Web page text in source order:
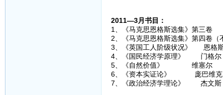
2011—3月书目：
1、《马克思恩格斯选集》第三卷
2、《马克思恩格斯选集》第四卷（
3、《英国工人阶级状况》 恩格
4、《国民经济学原理》 门格尔
5、《自然价值》 维塞尔
6、《资本实证论》 庞巴维克
7、《政治经济学理论》 杰文斯